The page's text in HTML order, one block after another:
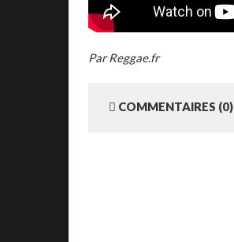
Par Reggae.fr
COMMENTAIRES (0)